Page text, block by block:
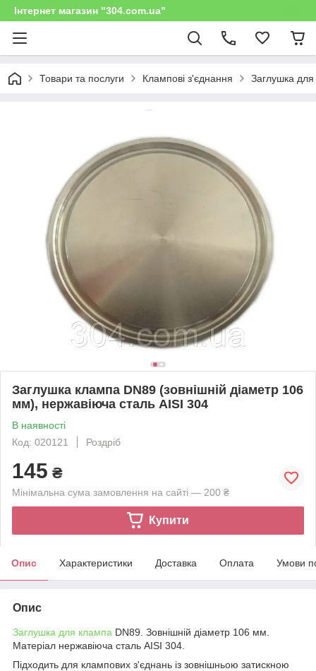
Інтернет магазин "304.com.ua"
Товари та послуги Клампові з'єднання Заглушка
Заглушка клампа DN89 (зовнішній діаметр 106
мм), нержавіюча сталь AISI 304
В наявності
Код: 020121
Роздріб
145 ₴
Мінімальна сума замовлення на сайті — 200 ₴
Купити
Опис Характеристики Доставка Оплата Умови
Опис
Заглушка для клампа DN89. Зовнішній діаметр 106 мм.
Матеріал нержавіюча сталь AISI 304.
Підходить для клампових з'єднань із зовнішньою затискною